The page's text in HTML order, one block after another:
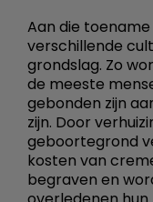
Aan die
verschillende
grondslag. Zo
de meeste
gebonden zijn
zijn. Door
geboortegrond
kosten van
begraven en